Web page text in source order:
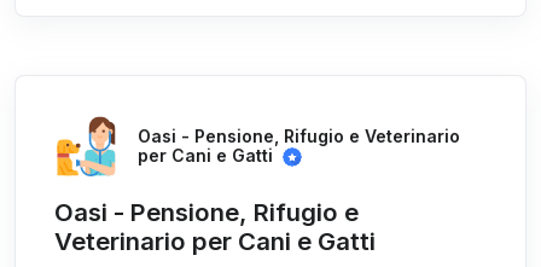
Oasi - Pensione, Rifugio e Veterinario
per Cani e Gatti
Oasi - Pensione, Rifugio e
Veterinario per Cani e Gatti